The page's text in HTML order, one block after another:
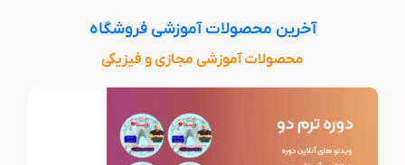
آخرین محصولات آموزشی فروشگاه
محصولات آموزشی مجازی و فیزیکی